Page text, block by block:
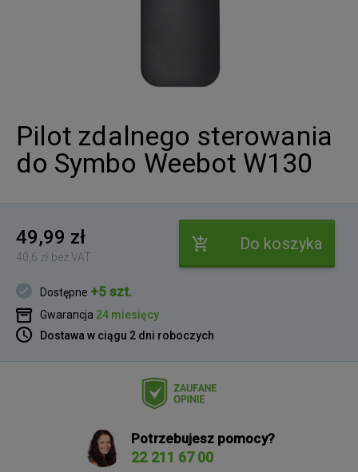
Pilot zdalnego sterowania
do Symbo Weebot W130
49,99 zł
40,6 zł bez VAT
Do koszyka
Dostępne +5 szt.
Gwarancja 24 miesięcy
Dostawa w ciągu 2 dni roboczych
Potrzebujesz pomocy?
22 211 67 00